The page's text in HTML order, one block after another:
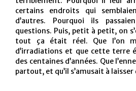
certains endroits qui
d’autres. Pourquoi ils
questions. Puis, petit à petit, on
tout ça était réel. Que l’on
d’irradiations et que cette terre
des centaines d’années. Que
partout, et qu’il s’amusait à laisser